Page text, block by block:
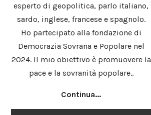
esperto di geopolitica, parlo italiano,
sardo, inglese, francese e spagnolo.
Ho partecipato alla fondazione di
Democrazia Sovrana e Popolare nel
2024. Il mio obiettivo è promuovere la
pace e la sovranità popolare..
Continua...